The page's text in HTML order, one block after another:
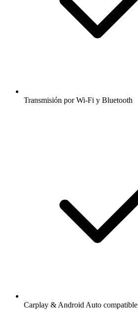
Transmisión por Wi-Fi y Bluetooth
Carplay & Android Auto compatible